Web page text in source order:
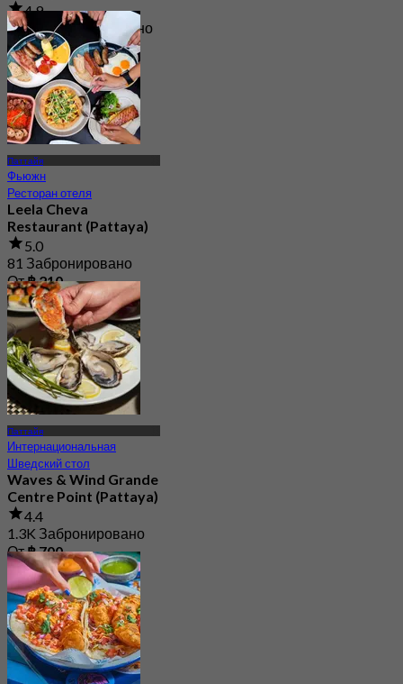
4.9
11.7K Забронировано
От฿ 980
Паттайя
Фьюжн
Ресторан отеля
Leela Cheva
Restaurant (Pattaya)
5.0
81 Забронировано
От฿ 210
Паттайя
Интернациональная
Шведский стол
Waves & Wind Grande
Centre Point (Pattaya)
4.4
1.3K Забронировано
От฿ 700